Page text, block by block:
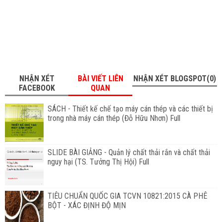
NHẬN XÉT
FACEBOOK
BÀI VIẾT LIÊN
QUAN
NHẬN XÉT BLOGSPOT(0)
SÁCH - Thiết kế chế tạo máy cán thép và các thiết bị
trong nhà máy cán thép (Đỗ Hữu Nhơn) Full
SLIDE BÀI GIẢNG - Quản lý chất thải rắn và chất thải
nguy hại (TS. Tưởng Thị Hội) Full
TIÊU CHUẨN QUỐC GIA TCVN 10821:2015 CÀ PHÊ
BỘT - XÁC ĐỊNH ĐỘ MỊN